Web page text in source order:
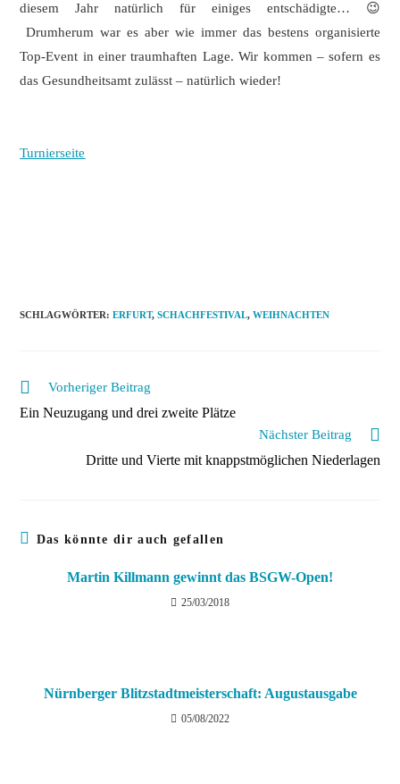
diesem Jahr natürlich für einiges entschädigte… 😉
Drumherum war es aber wie immer das bestens organisierte
Top-Event in einer traumhaften Lage. Wir kommen – sofern es
das Gesundheitsamt zulässt – natürlich wieder!
Turnierseite
SCHLAGWÖRTER:ERFURT, SCHACHFESTIVAL, WEIHNACHTEN
Weitere
ansehen
Vorheriger Beitrag
Ein Neuzugang und drei zweite Plätze
Nächster Beitrag
Dritte und Vierte mit knappstmöglichen Niederlagen
Das könnte dir auch gefallen
Martin Killmann gewinnt das BSGW-Open!
25/03/2018
Nürnberger Blitzstadtmeisterschaft: Augustausgabe
05/08/2022